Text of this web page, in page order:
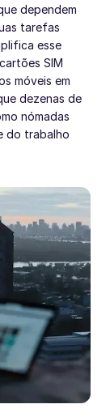
dependem
tarefas
esse
SIM
móveis em
dezenas de
nómadas
do trabalho